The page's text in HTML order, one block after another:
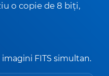
o copie de 8 biți,
FITS simultan.